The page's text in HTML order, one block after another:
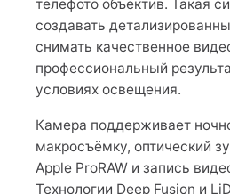
телефото объектив. Такая
создавать
снимать качественное
профессиональный
условиях освещения.
Камера поддерживает
макросъёмку, оптический
Apple ProRAW и запись
Технологии Deep Fusion и